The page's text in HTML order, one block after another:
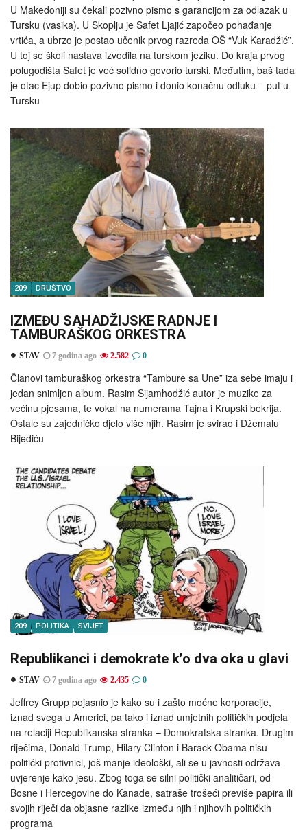
U Makedoniji su čekali pozivno pismo s garancijom za odlazak u
Tursku (vasika). U Skoplju je Safet Ljajić započeo pohađanje
vrtića, a ubrzo je postao učenik prvog razreda OŠ “Vuk Karadžić”.
U toj se školi nastava izvodila na turskom jeziku. Do kraja prvog
polugodišta Safet je već solidno govorio turski. Međutim, baš tada
je otac Ejup dobio pozivno pismo i donio konačnu odluku – put u
Tursku
209 DRUŠTVO
IZMEĐU SAHADŽIJSKE RADNJE I
TAMBURAŠKOG ORKESTRA
STAV 7 godina ago 2.582 0
Članovi tamburaškog orkestra “Tambure sa Une” iza sebe imaju i
jedan snimljen album. Rasim Sijamhodžić autor je muzike za
većinu pjesama, te vokal na numerama Tajna i Krupski bekrija.
Ostale su zajedničko djelo više njih. Rasim je svirao i Džemalu
Bijediću
209 POLITIKA SVIJET
Republikanci i demokrate k’o dva oka u glavi
STAV 7 godina ago 2.435 0
Jeffrey Grupp pojasnio je kako su i zašto moćne korporacije,
iznad svega u Americi, pa tako i iznad umjetnih političkih podjela
na relaciji Republikanska stranka – Demokratska stranka. Drugim
riječima, Donald Trump, Hilary Clinton i Barack Obama nisu
politički protivnici, još manje ideološki, ali se u javnosti održava
uvjerenje kako jesu. Zbog toga se silni politički analitičari, od
Bosne i Hercegovine do Kanade, satraše trošeći previše papira ili
svojih riječi da objasne razlike između njih i njihovih političkih
programa